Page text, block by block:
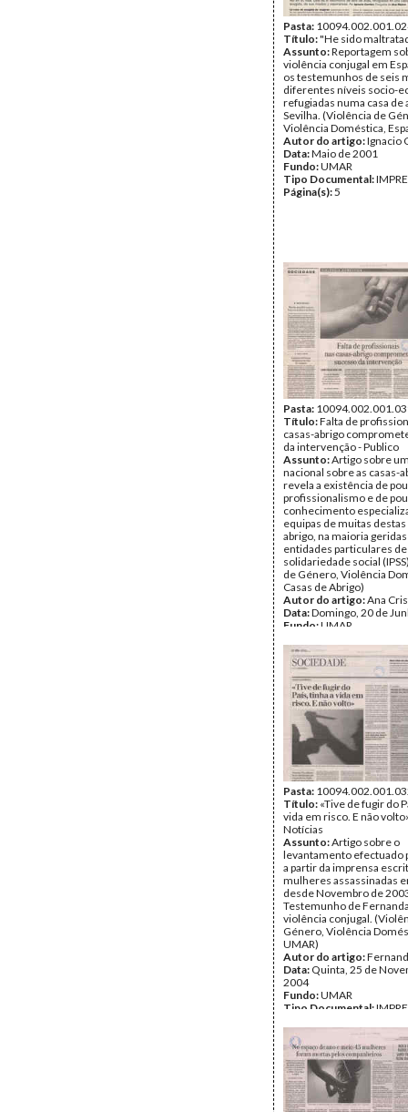
Pasta:
Título:"He sido
Assunto:Reportagem
violência conjugal em
os testemunhos de seis
diferentes níveis socio-
refugiadas numa casa de
Sevilha. (Violência de
Violência Doméstica,
Autor do artigo:Ignacio
Data:Maio de 2001
Fundo:UMAR
Tipo Documental:
Página(s):5
Pasta:
Título:Falta de
casas-abrigo
da intervenção - Publico
Assunto:Artigo sobre
nacional sobre as casas-
revela a existência de
profissionalismo e de
conhecimento
equipas de muitas destas
abrigo, na maioria
entidades particulares de
solidariedade social
de Género, Violência
Casas de Abrigo)
Autor do artigo:Ana
Data:Domingo, 20 de
Fundo:UMAR
Página(s):
Pasta:
Título: «Tive de fugir do
vida em risco. E não
Notícias
Assunto:Artigo sobre o
levantamento efectuado
a partir da imprensa
mulheres assassinadas
desde Novembro de
Testemunho de
violência conjugal.
Género, Violência
UMAR)
Autor do artigo:
Data: Quinta, 25 de
2004
Fundo:UMAR
Tipo Documental: